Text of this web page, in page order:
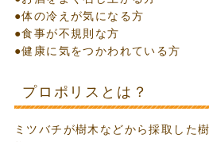
●体の冷えが気になる方
●食事が不規則な方
●健康に気をつかわれている方
プロポリスとは？
ミツバチが樹木などから採取した